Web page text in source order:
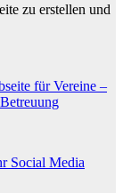
zu erstellen und
für Vereine –
Social Media